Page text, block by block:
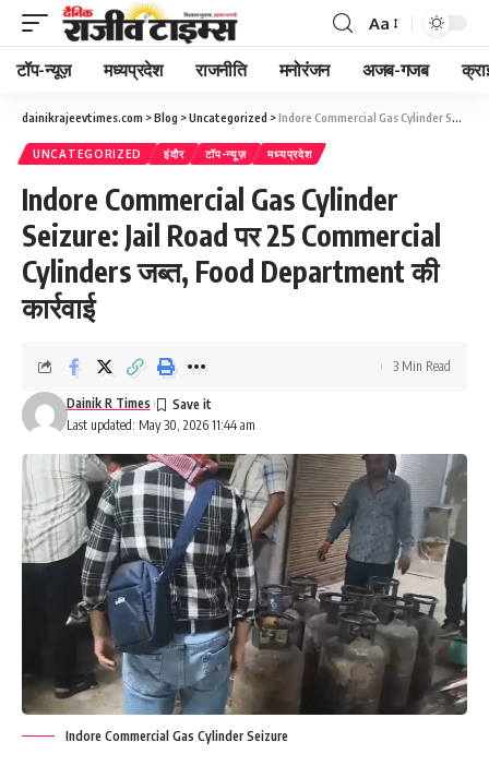
Font
Resizer
Aa
टॉप-न्यूज़ मध्यप्रदेश राजनीति मनोरंजन अजब-गजब
dainikrajeevtimes.com >Blog >Uncategorized >Indore Commercial Gas Cylinder Seizure: Jail Road पर 25 Commercial Cylinders जब्त, Food Department की कार्रवाई
UNCATEGORIZED इंदौर टॉप-न्यूज़ मध्यप्रदेश
Indore Commercial Gas Cylinder
Seizure: Jail Road पर 25 Commercial
Cylinders जब्त, Food Department की
कार्रवाई
Last updated: May 30, 2026 11:44 am
Dainik R Times
3 Min Read
Indore Commercial Gas Cylinder Seizure